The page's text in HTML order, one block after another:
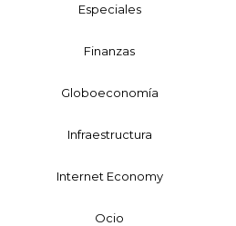
Especiales
Finanzas
Globoeconomía
Infraestructura
Internet Economy
Ocio